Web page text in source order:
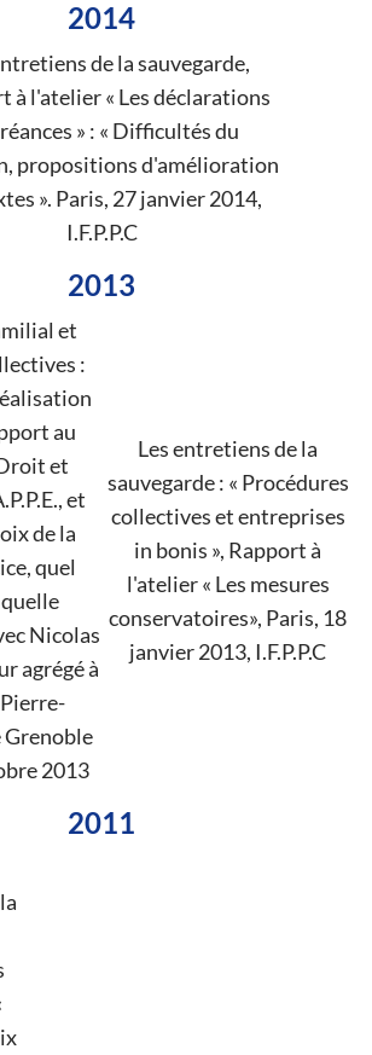
2014
de la sauvegarde,
à l'atelier « Les déclarations
» : « Difficultés du
propositions d'amélioration
». Paris, 27 janvier 2014,
I.F.P.P.C
2013
et
:
au
et
et
de la
quel
Nicolas
agrégé à
Grenoble
2013
Les entretiens de la
sauvegarde : « Procédures
collectives et entreprises
in bonis », Rapport à
l'atelier « Les mesures
conservatoires», Paris, 18
janvier 2013, I.F.P.P.C
2011